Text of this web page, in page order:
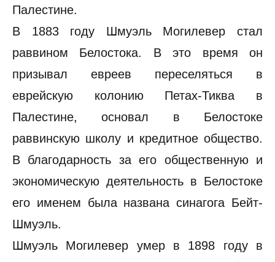
Палестине.
В 1883 году Шмуэль Могилевер стал
раввином Белостока. В это время он
призывал евреев переселяться в
еврейскую колонию Петах-Тиква в
Палестине, основал в Белостоке
раввинскую школу и кредитное общество.
В благодарность за его общественную и
экономическую деятельность в Белостоке
его именем была названа синагога Бейт-
Шмуэль.
Шмуэль Могилевер умер в 1898 году в